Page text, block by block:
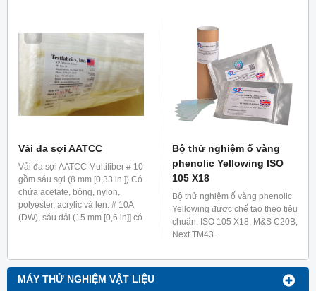
MÁY THỬ NGHIỆM VẬT LIỆU
Vải đa sợi AATCC
Vải đa sợi AATCC Multifiber # 10
gồm sáu sợi (8 mm [0,33 in.]) Có
chứa acetate, bông, nylon,
polyester, acrylic và len. # 10A
(DW), sáu dải (15 mm [0,6 in]] có
Bộ thử nghiệm ố vàng
phenolic Yellowing ISO
105 X18
Bộ thử nghiệm ố vàng phenolic
Yellowing được chế tạo theo tiêu
chuẩn: ISO 105 X18, M&S C20B,
Next TM43.